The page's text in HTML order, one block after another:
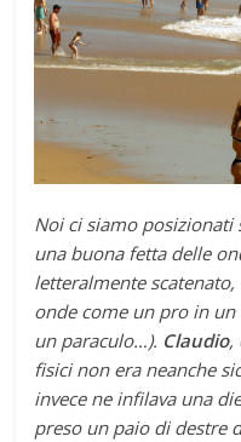
Noi ci siamo posizionati
una buona fetta delle
letteralmente
onde come un pro in un
un paraculo…). Claudio,
fisici non era neanche
invece ne infilava una
preso un paio di destre